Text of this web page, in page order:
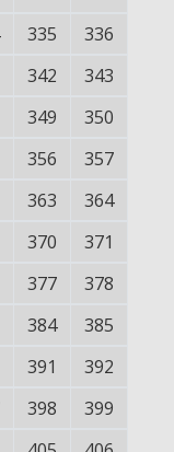
335
336
342
343
349
350
356
357
363
364
370
371
377
378
384
385
391
392
398
399